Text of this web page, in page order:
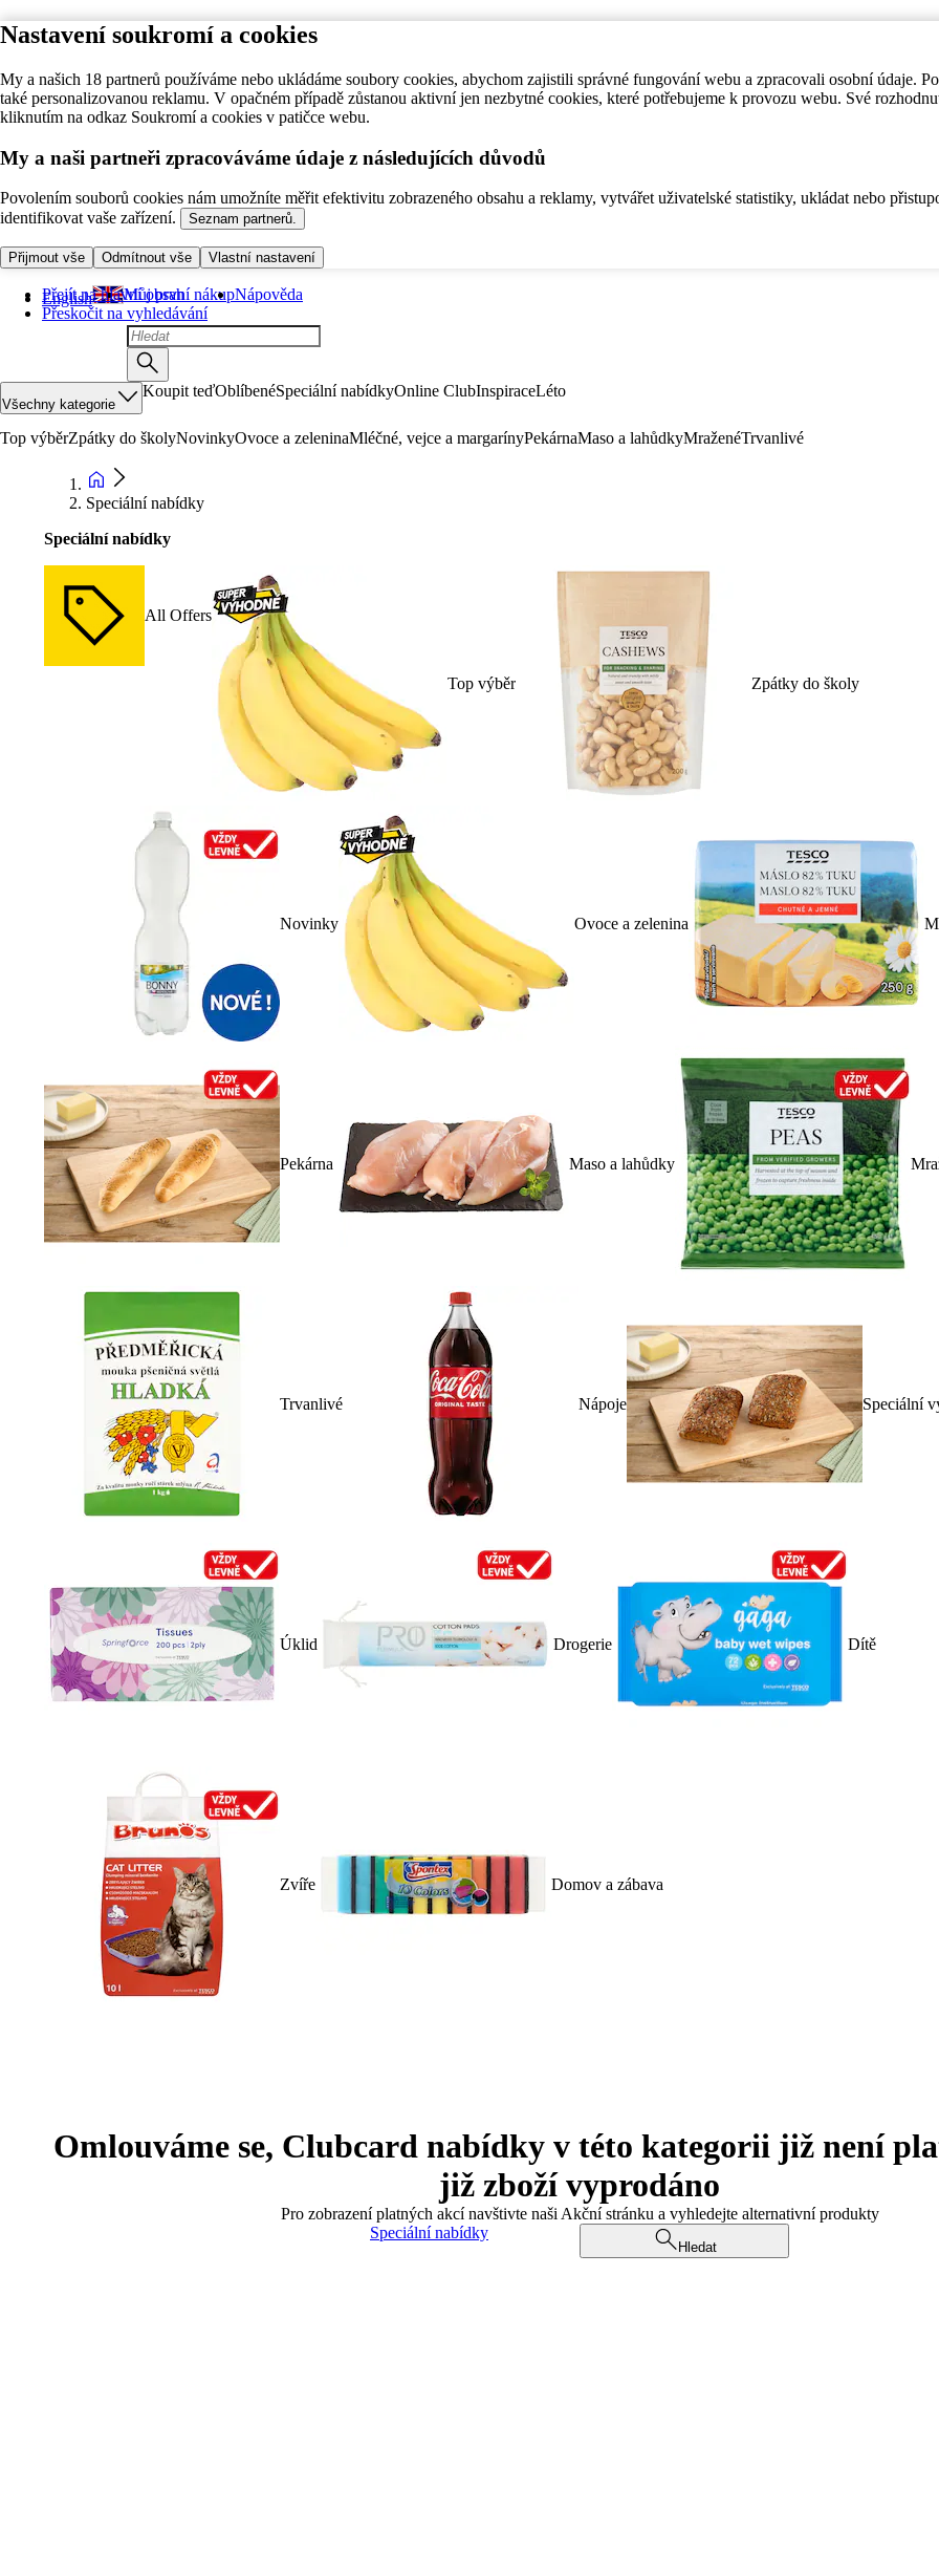
Nastavení soukromí a cookies
My a našich 18 partnerů používáme nebo ukládáme soubory cookies, abychom zajistili správné fungování webu a zpracovali osobní údaje.
také personalizovanou reklamu. V opačném případě zůstanou aktivní jen nezbytné cookies, které potřebujeme k provozu webu. Své
kliknutím na odkaz Soukromí a cookies v patičce webu.
My a naši partneři zpracováváme údaje z následujících důvodů
Povolením souborů cookies nám umožníte měřit efektivitu zobrazeného obsahu a reklamy, vytvářet uživatelské statistiky, ukládat nebo
identifikovat vaše zařízení.
Seznam partnerů.
Přijmout vše Odmítnout vše Vlastní nastavení
Přejít na hlavní obsah
Přeskočit na vyhledávání
English Můj první nákupNápověda
Všechny kategorie
Koupit teďOblíbenéSpeciální nabídkyOnline ClubInspiraceLéto
Top výběrZpátky do školyNovinkyOvoce a zeleninaMléčné, vejce a margarínyPekárnaMaso a lahůdkyMraženéTrvanlivé
Speciální nabídky
Speciální nabídky
All Offers
Top výběr Zpátky do školy
Novinky Ovoce a zelenina
Pekárna Maso a lahůdky
Trvanlivé Nápoje Speciální
Úklid Drogerie Dítě
Zvíře Domov a zábava
Omlouváme se, Clubcard nabídky v této kategorii již není
již zboží vyprodáno
Pro zobrazení platných akcí navštivte naši Akční stránku a vyhledejte alternativní produkty
Speciální nabídky
Hledat